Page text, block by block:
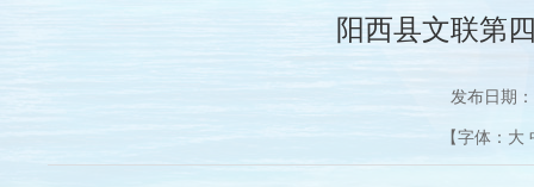
阳西县文联第
发布日期
【字体： 大